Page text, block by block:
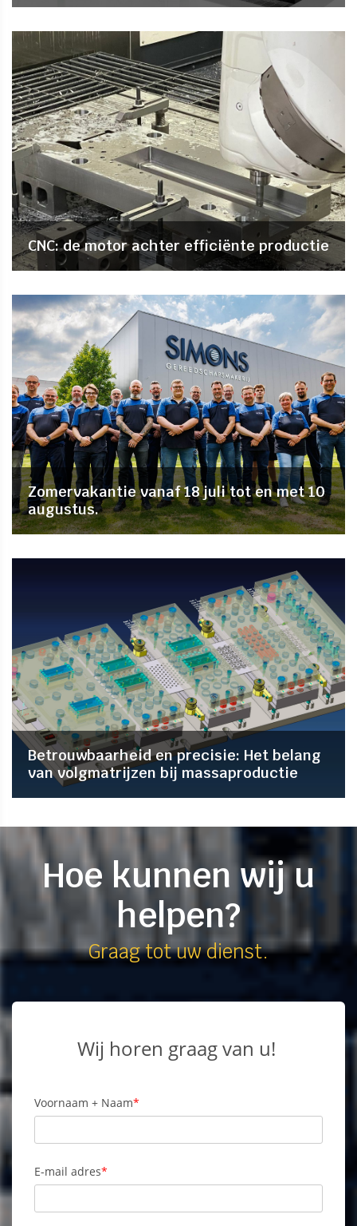
CNC: de motor achter efficiënte productie
Zomervakantie vanaf 18 juli tot en met 10
augustus.
Betrouwbaarheid en precisie: Het belang
van volgmatrijzen bij massaproductie
Hoe kunnen wij u
helpen?
Graag tot uw dienst.​​​​​​​